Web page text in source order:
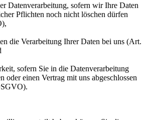
Datenverarbeitung, sofern wir Ihre Daten
Pflichten noch nicht löschen dürfen
die Verarbeitung Ihrer Daten bei uns (Art.
sofern Sie in die Datenverarbeitung
oder einen Vertrag mit uns abgeschlossen